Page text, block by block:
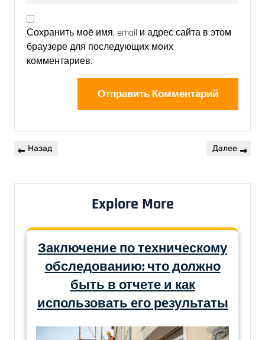
Сохранить моё имя, email и адрес сайта в этом
браузере для последующих моих
комментариев.
Назад Далее
Explore More
Заключение по техническому
обследованию: что должно
быть в отчете и как
использовать его результаты